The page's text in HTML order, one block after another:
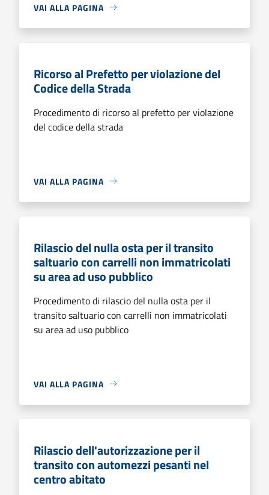
VAI ALLA PAGINA
Ricorso al Prefetto per violazione del
Codice della Strada
Procedimento di ricorso al prefetto per violazione
del codice della strada
VAI ALLA PAGINA
Rilascio del nulla osta per il transito
saltuario con carrelli non immatricolati
su area ad uso pubblico
Procedimento di rilascio del nulla osta per il
transito saltuario con carrelli non immatricolati
su area ad uso pubblico
VAI ALLA PAGINA
Rilascio dell'autorizzazione per il
transito con automezzi pesanti nel
centro abitato